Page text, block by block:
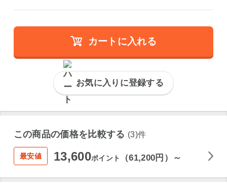
カートに入れる
お気に入りに登録する
この商品の価格を比較する (3)件
最安値 13,600ポイント （61,200円）～